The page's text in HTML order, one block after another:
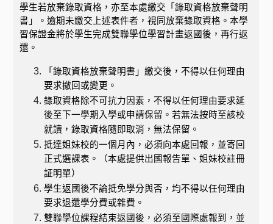
學生若放棄錄取資格，亦至本處繳交「錄取資格放棄聲明
書」。逾期未繳交上述表件者，視同放棄錄取資格。本學
習保證金將於學生完成雙聯學位學習計畫返國後，再行返
還。
「錄取資格放棄聲明書」繳交後，不得以任何理由
要求撤回或變更。
錄取資格除不可抗力因素，不得以任何理由要求延
後至下一學期入學或申請保留。若無法按時至該校
就讀，錄取資格隨即取消，無法保留。
抵達姐妹校的一個月內，必須向本處回報，並寄回
正式選課表。（本處提供出國報告單、姐妹校註冊
証明單）
學生返國後不論抵免學分與否，均不得以任何理由
要求退還學分費或雜費。
雙聯學位課程結束返國後，必須至國際處報到，並